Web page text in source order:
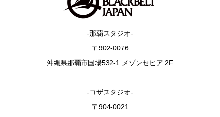
-那覇スタジオ-
〒902-0076
沖縄県那覇市国場532-1 メゾンセピア 2F
-コザスタジオ-
〒904-0021